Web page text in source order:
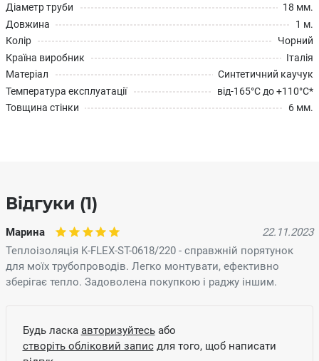
Діаметр труби
18 мм.
Довжина
1 м.
Колір
Чорний
Країна виробник
Італія
Матеріал
Синтетичний каучук
Температура експлуатації
від-165°C до +110°C*
Товщина стінки
6 мм.
Відгуки (1)
Марина
22.11.2023
Теплоізоляція K-FLEX-ST-0618/220 - справжній порятунок
для моїх трубопроводів. Легко монтувати, ефективно
зберігає тепло. Задоволена покупкою і раджу іншим.
Будь ласка авторизуйтесьабо
створіть обліковий записдля того, щоб написати